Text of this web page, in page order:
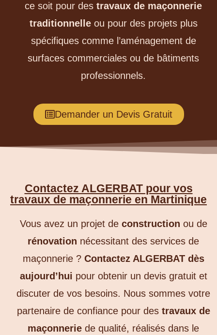
ce soit pour des travaux de maçonnerie
traditionnelleou pour des projets plus
spécifiques comme l’aménagement de
surfaces commerciales ou de bâtiments
professionnels.
Demander un Devis Gratuit
Contactez ALGERBAT pour vos
travaux de maçonnerie en Martinique
Vous avez un projet de construction ou de
rénovation nécessitant des services de
maçonnerie ? Contactez ALGERBAT dès
aujourd’hui pour obtenir un devis gratuit et
discuter de vos besoins. Nous sommes votre
partenaire de confiance pour des travaux de
maçonnerie de qualité, réalisés dans le